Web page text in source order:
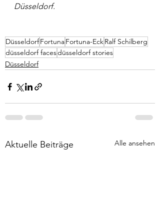
Düsseldorf.
DüsseldorfFortunaFortuna-EckRalf Schilberg
düsseldorf facesdüsseldorf stories
Düsseldorf
Aktuelle Beiträge Alle ansehen